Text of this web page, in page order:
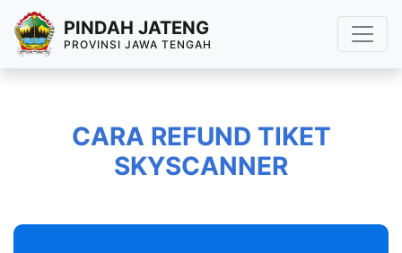
PINDAH JATENG
PROVINSI JAWA TENGAH
CARA REFUND TIKET
SKYSCANNER